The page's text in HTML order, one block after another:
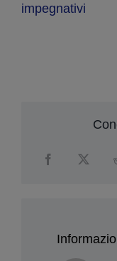
impegnativi